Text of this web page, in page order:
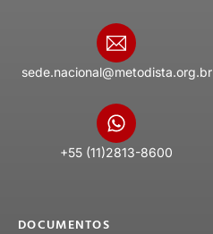
sede.nacional@metodista.org.br
+55 (11)2813-8600
DOCUMENTOS